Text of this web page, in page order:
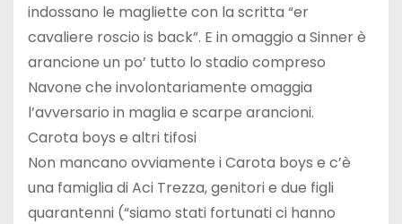
indossano le magliette con la scritta “er
cavaliere roscio is back”. E in omaggio a Sinner è
arancione un po’ tutto lo stadio compreso
Navone che involontariamente omaggia
l’avversario in maglia e scarpe arancioni.
Carota boys e altri tifosi
Non mancano ovviamente i Carota boys e c’è
una famiglia di Aci Trezza, genitori e due figli
quarantenni (“siamo stati fortunati ci hanno